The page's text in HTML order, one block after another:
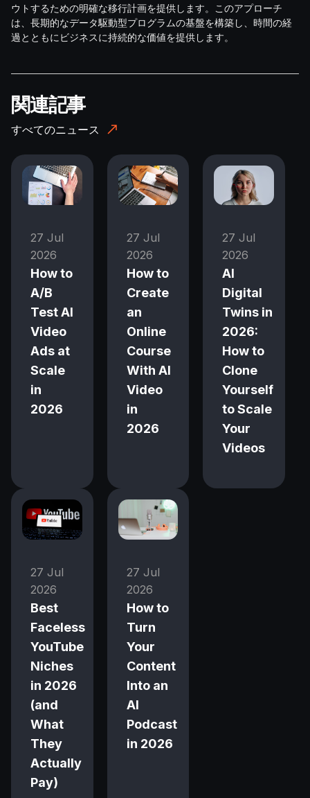
ウトするための明確な移行計画を提供します。このアプローチ
は、長期的なデータ駆動型プログラムの基盤を構築し、時間の経
過とともにビジネスに持続的な価値を提供します。
関連記事
すべてのニュース
27 Jul
2026
How to
A/B
Test AI
Video
Ads at
Scale
in
2026
27 Jul
2026
How to
Create
an
Online
Course
With AI
Video
in
2026
27 Jul
2026
AI
Digital
Twins in
2026:
How to
Clone
Yourself
to Scale
Your
Videos
27 Jul
2026
Best
Faceless
YouTube
Niches
in 2026
(and
What
They
Actually
Pay)
27 Jul
2026
How to
Turn
Your
Content
Into an
AI
Podcast
in 2026